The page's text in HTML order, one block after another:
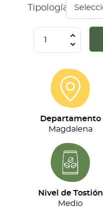
Tipología
(500G)
cantidad
Departamento
Magdalena
Nivel de Tostión
Medio